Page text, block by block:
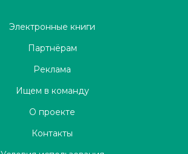
Электронные книги
Партнёрам
Реклама
Ищем в команду
О проекте
Контакты